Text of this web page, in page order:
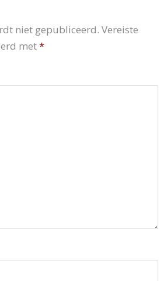
niet gepubliceerd. Vereiste
met*